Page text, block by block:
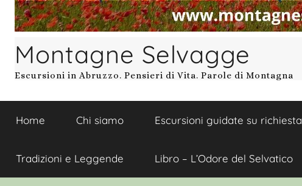
Montagne Selvagge
Escursioni in Abruzzo. Pensieri di Vita. Parole di Montagna
Home Chi siamo Escursioni guidate su richiesta
Tradizioni e Leggende Libro – L’Odore del Selvatico